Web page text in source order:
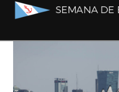
Semana
de
Buenos